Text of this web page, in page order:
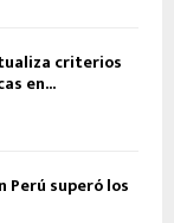
criterios
en...
Perú superó los